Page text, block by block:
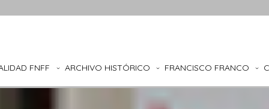
FNFF ARCHIVO HISTÓRICO FRANCISCO FRANCO